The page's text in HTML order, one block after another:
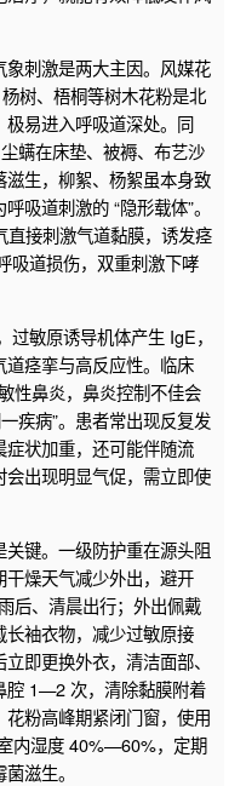
刺激是两大主因。风媒花
树、梧桐等树木花粉是北
易进入呼吸道深处。同
螨在床垫、被褥、布艺沙
生，柳絮、杨絮虽本身致
吸道刺激的 “隐形载体”。
接刺激气道黏膜，诱发痉
吸道损伤，双重刺激下哮
敏原诱导机体产生 IgE，
痉挛与高反应性。临床
性鼻炎，鼻炎控制不佳会
疾病”。患者常出现反复发
状加重，还可能伴随流
出现明显气促，需立即使
键。一级防护重在源头阻
燥天气减少外出，避开
后、清晨出行；外出佩戴
袖衣物，减少过敏原接
即更换外衣，清洁面部、
腔 1—2 次，清除黏膜附着
粉高峰期紧闭门窗，使用
内湿度 40%—60%，定期
滋生。